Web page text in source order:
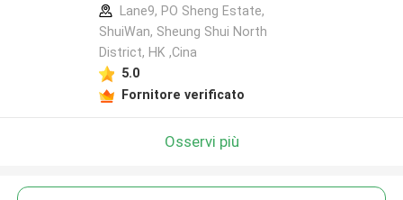
Lane9, PO Sheng Estate,
ShuiWan, Sheung Shui North
District, HK ,Cina
5.0
Fornitore verificato
Osservi più